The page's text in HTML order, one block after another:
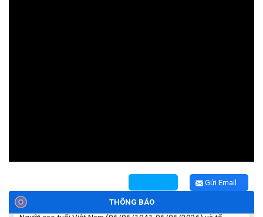
Gửi Email
THÔNG BÁO
Xã Cuôr Đăng đã tổ chức lễ kỷ niệm 85 năm Ngày truyền thống
Người cao tuổi Việt Nam (06/06/1941-06/06/2026) và tổ